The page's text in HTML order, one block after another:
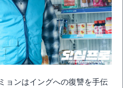
ョンはイングへの復讐を手伝